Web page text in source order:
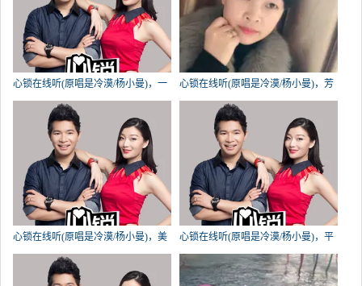
心锁在线听(原唱是冷漠/杨小曼)，一
路有你演唱点播:252次
心锁在线听(原唱是冷漠/杨小曼)，芳
草（拒拒大花忙退）演唱点播:206次
心锁在线听(原唱是冷漠/杨小曼)，美
玉演唱点播:204次
心锁在线听(原唱是冷漠/杨小曼)，平
凡演唱点播:200次